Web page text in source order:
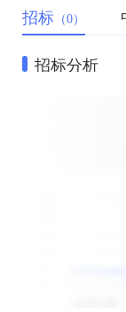
招标 （0）
招标分析